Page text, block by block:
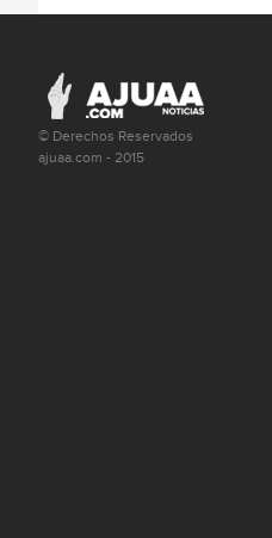
© Derechos Reservados
ajuaa.com - 2015